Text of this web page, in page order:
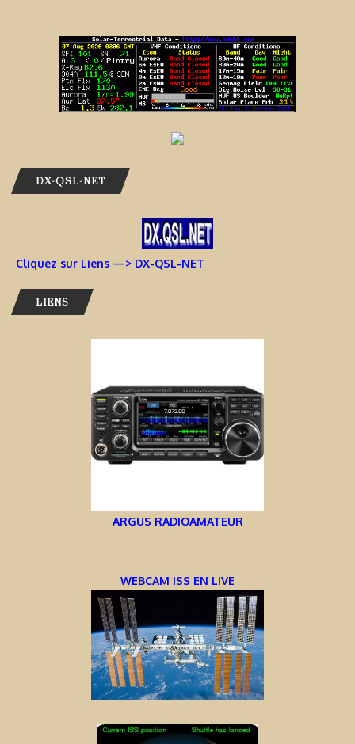
DX-QSL-NET
Cliquez sur Liens —> DX-QSL-NET
LIENS
ARGUS RADIOAMATEUR
WEBCAM ISS EN LIVE